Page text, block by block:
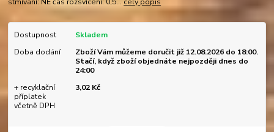
Dostupnost
Skladem
Doba dodání
Zboží Vám můžeme doručit již 12.08.2026 do 18:00.
Stačí, když zboží objednáte nejpozději dnes do
24:00
+ recyklační
příplatek
včetně DPH
3,02 Kč